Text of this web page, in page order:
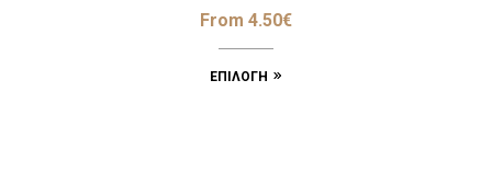
From 4.50€
ΕΠΙΛΟΓΉ